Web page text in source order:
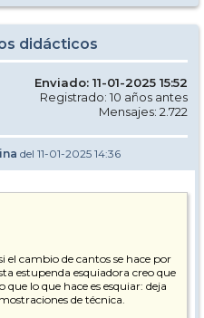
didácticos
Enviado: 11-01-2025 15:52
Registrado: 10 años antes
Mensajes: 2.722
del 11-01-2025 14:36
cambio de cantos se hace por
estupenda esquiadora creo que
lo que hace es esquiar: deja
de técnica.